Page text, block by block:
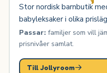
Stor nordisk barnbutik
babyleksaker i olika
Passar:familjer som vill
prisnivåer samlat.
Till Jollyroom